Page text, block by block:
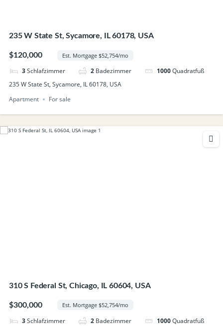
235 W State St, Sycamore, IL 60178, USA
$120,000 Est. Mortgage $52,754/mo
3Schlafzimmer 2 Badezimmer 1000Quadratfuß
235 W State St, Sycamore, IL 60178, USA
Apartment
For sale
310 S Federal St, Chicago, IL 60604, USA
$300,000 Est. Mortgage $52,754/mo
3Schlafzimmer 2 Badezimmer 1000Quadratfuß